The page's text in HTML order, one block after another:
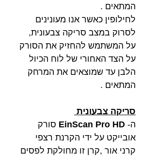
המתאים .
לחילופין כאשר אנו מעונינים
לסרוק במצב סריקה צבעונית,
על המשתמש להחזיק את הסורק
על הצד האחורי של לוח הכיול
הלבן עד שמוצאים את המרחק
המתאים .
סריקה צבעונית
ה- EinScan Pro HD סורק
אובייקט על ידי הקרנת רצפי
קרני אור ,קרן זו מחולקת לפסים